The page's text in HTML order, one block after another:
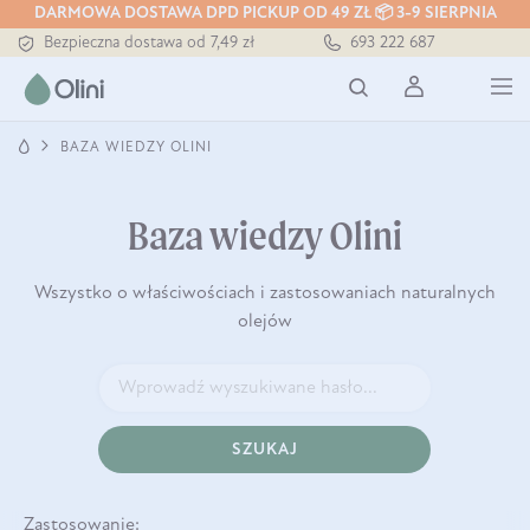
DARMOWA DOSTAWA DPD PICKUP OD 49 ZŁ 📦 3-9 SIERPNIA
Bezpieczna dostawa od 7,49 zł
Darmowa dostawa od 199 zł
Tłoczony zawsze na zimno
693 222 687
BAZA WIEDZY OLINI
Baza wiedzy Olini
Wszystko o właściwościach i zastosowaniach naturalnych
olejów
SZUKAJ
Zastosowanie: